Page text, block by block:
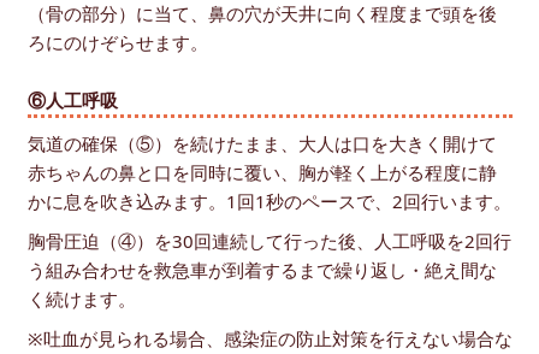
（骨の部分）に当て、鼻の穴が天井に向く程度まで頭を後
ろにのけぞらせます。
⑥人工呼吸
気道の確保（⑤）を続けたまま、大人は口を大きく開けて
赤ちゃんの鼻と口を同時に覆い、胸が軽く上がる程度に静
かに息を吹き込みます。1回1秒のペースで、2回行います。
胸骨圧迫（④）を30回連続して行った後、人工呼吸を2回行
う組み合わせを救急車が到着するまで繰り返し・絶え間な
く続けます。
※吐血が見られる場合、感染症の防止対策を行えない場合な